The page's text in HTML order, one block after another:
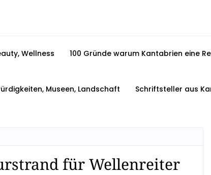
Wellness 100 Gründe warum Kantabrien eine
Museen, Landschaft Schriftsteller aus
für Wellenreiter